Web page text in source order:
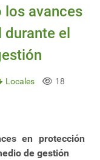
avances
el
Locales 18
en protección
de gestión